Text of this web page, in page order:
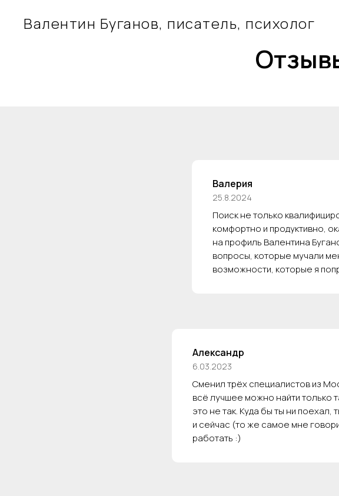
Валентин Буганов, писатель, психолог
Валерия
25.8.2024
Поиск не только
комфортно и продуктивно,
на профиль Валентина
вопросы, которые мучали
возможности, которые я
Александр
6.03.2023
Сменил трёх специалистов из
всё лучшее можно найти только
это не так. Куда бы ты ни
и сейчас (то же самое мне
работать :)